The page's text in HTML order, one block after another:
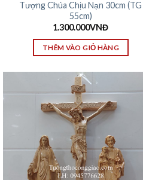
Tượng Chúa Chịu Nạn 30cm (TG
55cm)
1.300.000VNĐ
THÊM VÀO GIỎ HÀNG